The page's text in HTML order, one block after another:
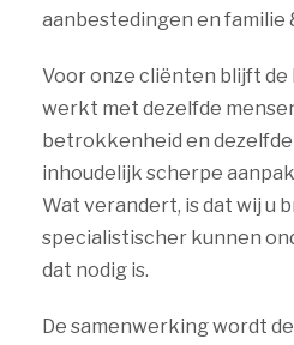
aanbestedingen en familie
Voor onze cliënten blijft de
werkt met dezelfde
betrokkenheid en
inhoudelijk scherpe
Wat verandert, is dat wij u
specialistischer kunnen
dat nodig is.
De samenwerking wordt